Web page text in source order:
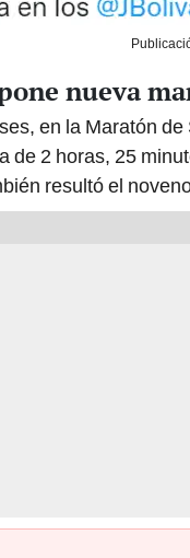
nueva
en la Maratón
de 2 horas, 25
resultó el